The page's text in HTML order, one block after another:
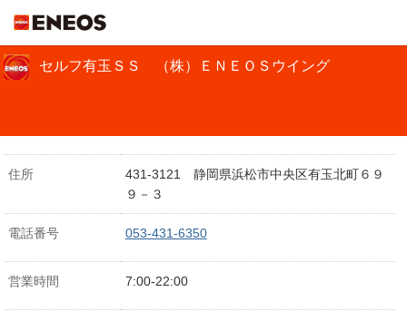
セルフ有玉ＳＳ （株）ＥＮＥＯＳウイング
住所
431-3121 静岡県浜松市中央区有玉北町６９
９－３
電話番号 053-431-6350
営業時間 7:00-22:00